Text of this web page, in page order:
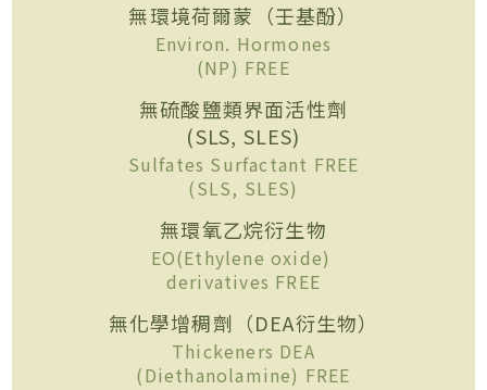
無環境荷爾蒙（壬基酚）
Environ. Hormones
(NP) FREE
無硫酸鹽類界面活性劑
(SLS, SLES)
Sulfates Surfactant FREE
(SLS, SLES)
無環氧乙烷衍生物
EO(Ethylene oxide)
derivatives FREE
無化學增稠劑（DEA衍生物）
Thickeners DEA
(Diethanolamine) FREE